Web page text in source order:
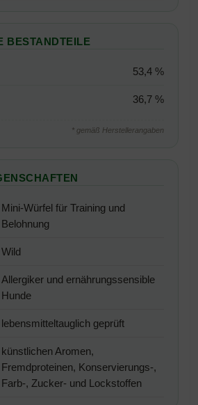
BESTANDTEILE
53,4 %
36,7 %
* gemäß Herstellerangaben
Mini-Würfel für Training und
Belohnung
Wild
Allergiker und ernährungssensible
Hunde
lebensmitteltauglich geprüft
künstlichen Aromen,
Fremdproteinen, Konservierungs-,
Farb-, Zucker- und Lockstoffen